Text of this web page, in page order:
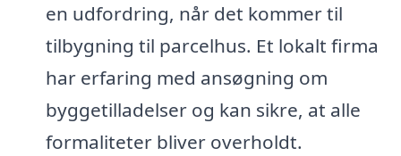
en udfordring, når det kommer til
tilbygning til parcelhus. Et lokalt firma
har erfaring med ansøgning om
byggetilladelser og kan sikre, at alle
formaliteter bliver overholdt.